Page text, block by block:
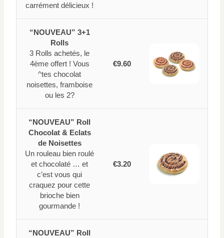
carrément délicieux !
“NOUVEAU” 3+1
Rolls
3 Rolls achetés, le
4ème offert ! Vous
^tes chocolat
noisettes, framboise
ou les 2?
€9.60
“NOUVEAU” Roll
Chocolat & Eclats
de Noisettes
Un rouleau bien roulé
et chocolaté … et
c’est vous qui
craquez pour cette
brioche bien
gourmande !
€3.20
“NOUVEAU” Roll